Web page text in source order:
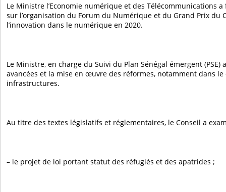
Le Ministre l’Economie numérique et des Télécommunications
sur l’organisation du Forum du Numérique et du Grand Prix du
l’innovation dans le numérique en 2020.
Le Ministre, en charge du Suivi du Plan Sénégal émergent
avancées et la mise en œuvre des réformes, notamment dans le
infrastructures.
Au titre des textes législatifs et réglementaires, le Conseil a
– le projet de loi portant statut des réfugiés et des apatrides ;